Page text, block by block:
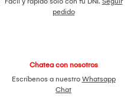
pedido
Chatea con nosotros
Escríbenos a nuestro Whatsapp
Chat